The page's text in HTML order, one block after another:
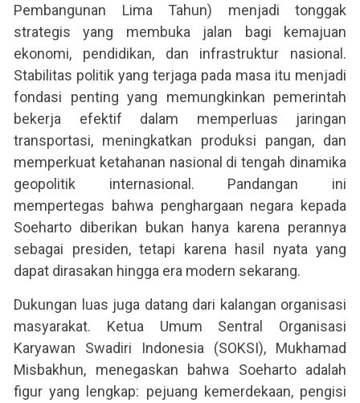
Pembangunan Lima Tahun) menjadi tonggak
strategis yang membuka jalan bagi kemajuan
ekonomi, pendidikan, dan infrastruktur nasional.
Stabilitas politik yang terjaga pada masa itu menjadi
fondasi penting yang memungkinkan pemerintah
bekerja efektif dalam memperluas jaringan
transportasi, meningkatkan produksi pangan, dan
memperkuat ketahanan nasional di tengah dinamika
geopolitik internasional. Pandangan ini
mempertegas bahwa penghargaan negara kepada
Soeharto diberikan bukan hanya karena perannya
sebagai presiden, tetapi karena hasil nyata yang
dapat dirasakan hingga era modern sekarang.
Dukungan luas juga datang dari kalangan organisasi
masyarakat. Ketua Umum Sentral Organisasi
Karyawan Swadiri Indonesia (SOKSI), Mukhamad
Misbakhun, menegaskan bahwa Soeharto adalah
figur yang lengkap: pejuang kemerdekaan, pengisi